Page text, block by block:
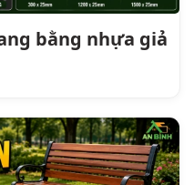
bằng nhựa giả